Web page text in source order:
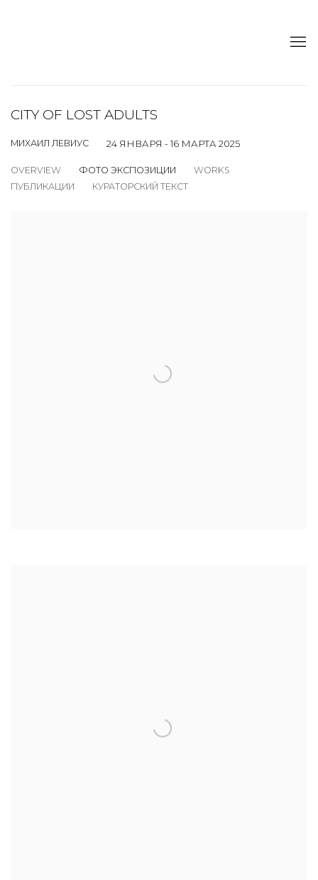
CITY OF LOST ADULTS
МИХАИЛ ЛЕВИУС 24 ЯНВАРЯ - 16 МАРТА 2025
OVERVIEW ФОТО ЭКСПОЗИЦИИ
WORKS
ПУБЛИКАЦИИ
КУРАТОРСКИЙ ТЕКСТ